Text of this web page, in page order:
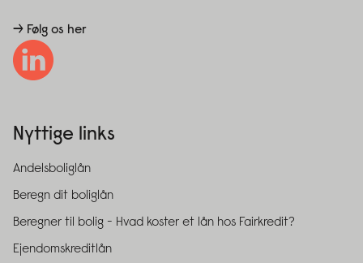
→ Følg os her
Nyttige links
Andelsboliglån
Beregn dit boliglån
Beregner til bolig - Hvad koster et lån hos Fairkredit?
Ejendomskreditlån